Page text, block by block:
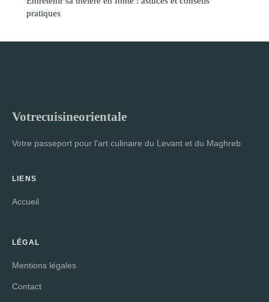
pratiques
Votrecuisineorientale
Votre passeport pour l'art culinaire du Levant et du Maghreb
LIENS
Accueil
LÉGAL
Mentions légales
Contact